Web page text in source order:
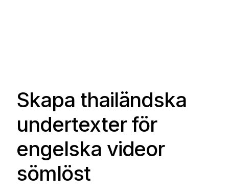
Skapa thailändska
undertexter för
engelska videor
sömlöst